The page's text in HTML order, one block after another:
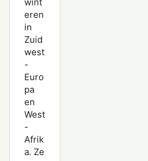
eren
in
Zuid
west
-
Euro
pa
en
West
-
Afrik
a. Ze